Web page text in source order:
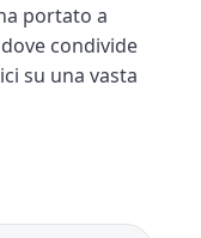
portato a
condivide
su una vasta